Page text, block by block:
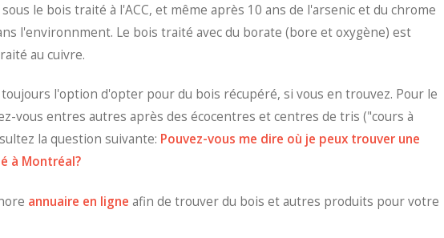
le bois traité à l'ACC, et même après 10 ans de l'arsenic et du chrome
l'environnment. Le bois traité avec du borate (bore et oxygène) est
au cuivre.
toujours l'option d'opter pour du bois récupéré, si vous en trouvez. Pour le
vous entres autres après des écocentres et centres de tris ("cours à
la question suivante: Pouvez-vous me dire où je peux trouver une
à Montréal?
annuaire en ligne afin de trouver du bois et autres produits pour votre